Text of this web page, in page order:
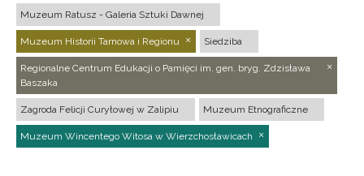
Muzeum Ratusz - Galeria Sztuki Dawnej
Muzeum Historii Tarnowa i Regionu Siedziba
Regionalne Centrum Edukacji o Pamięci im. gen. bryg. Zdzisława
Baszaka
Zagroda Felicji Curyłowej w Zalipiu Muzeum Etnograficzne
Muzeum Wincentego Witosa w Wierzchosławicach